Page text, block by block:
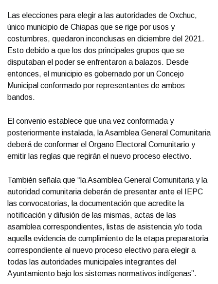
Las elecciones para elegir a las autoridades de Oxchuc,
único municipio de Chiapas que se rige por usos y
costumbres, quedaron inconclusas en diciembre del 2021.
Esto debido a que los dos principales grupos que se
disputaban el poder se enfrentaron a balazos. Desde
entonces, el municipio es gobernado por un Concejo
Municipal conformado por representantes de ambos
bandos.
El convenio establece que una vez conformada y
posteriormente instalada, la Asamblea General Comunitaria
deberá de conformar el Organo Electoral Comunitario y
emitir las reglas que regirán el nuevo proceso electivo.
También señala que “la Asamblea General Comunitaria y la
autoridad comunitaria deberán de presentar ante el IEPC
las convocatorias, la documentación que acredite la
notificación y difusión de las mismas, actas de las
asamblea correspondientes, listas de asistencia y/o toda
aquella evidencia de cumplimiento de la etapa preparatoria
correspondiente al nuevo proceso electivo para elegir a
todas las autoridades municipales integrantes del
Ayuntamiento bajo los sistemas normativos indígenas”.